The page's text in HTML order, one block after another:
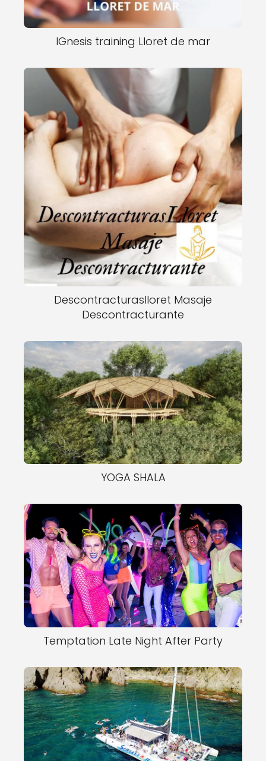
IGnesis training Lloret de mar
Descontracturaslloret Masaje
Descontracturante
YOGA SHALA
Temptation Late Night After Party